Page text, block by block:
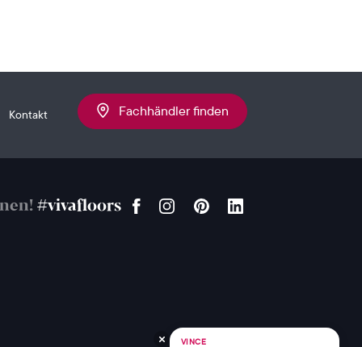
Kontakt Fachhändler finden
#vivafloors
VINCE